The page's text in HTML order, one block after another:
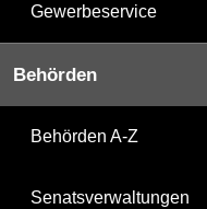
Gewerbeservice
Behörden
Behörden A-Z
Senatsverwaltungen